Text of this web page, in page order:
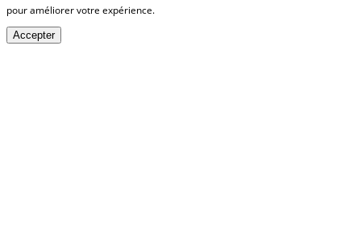
pour améliorer votre expérience.
Accepter